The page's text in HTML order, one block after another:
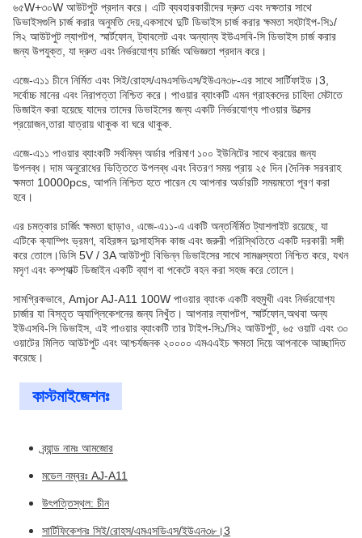
৬৫W+৩০W আউটপুট প্রদান করে। এটি ব্যবহারকারীদের দ্রুত এবং দক্ষতার সাথে
ডিভাইসগুলি চার্জ করার অনুমতি দেয়,একসাথে দুটি ডিভাইস চার্জ করার ক্ষমতা সহটাইপ-সি১/
সি২ আউটপুট ল্যাপটপ, স্মার্টফোন, ট্যাবলেট এবং অন্যান্য ইউএসবি-সি ডিভাইস চার্জ করার
জন্য উপযুক্ত, যা দ্রুত এবং নির্ভরযোগ্য চার্জিং অভিজ্ঞতা প্রদান করে।
এজে-এ১১ চীনে নির্মিত এবং সিই/রোহস/এমএসডিএস/ইউএন৩৮-এর সাথে সার্টিফাইড।3,
সর্বোচ্চ মানের এবং নিরাপত্তা নিশ্চিত করে। পাওয়ার ব্যাংকটি এমন গ্রাহকদের চাহিদা মেটাতে
ডিজাইন করা হয়েছে যাদের তাদের ডিভাইসের জন্য একটি নির্ভরযোগ্য পাওয়ার উত্সের
প্রয়োজন,তারা যাত্রায় থাকুক বা ঘরে থাকুক.
এজে-এ১১ পাওয়ার ব্যাংকটি সর্বনিম্ন অর্ডার পরিমাণ ১০০ ইউনিটের সাথে ক্রয়ের জন্য
উপলব্ধ। দাম অনুরোধের ভিত্তিতে উপলব্ধ এবং বিতরণ সময় প্রায় ২৫ দিন।দৈনিক সরবরাহ
ক্ষমতা 10000pcs, আপনি নিশ্চিত হতে পারেন যে আপনার অর্ডারটি সময়মতো পূরণ করা
হবে।
এর চমত্কার চার্জিং ক্ষমতা ছাড়াও, এজে-এ১১-এ একটি অন্তর্নির্মিত ট্যাশলাইট রয়েছে, যা
এটিকে ক্যাম্পিং ভ্রমণ, বহিরঙ্গন দুঃসাহসিক কাজ এবং জরুরী পরিস্থিতিতে একটি দরকারী সঙ্গী
করে তোলে।ডিসি 5V / 3A আউটপুট বিভিন্ন ডিভাইসের সাথে সামঞ্জস্যতা নিশ্চিত করে, যখন
মসৃণ এবং কম্প্যাক্ট ডিজাইন একটি ব্যাগ বা পকেটে বহন করা সহজ করে তোলে।
সামগ্রিকভাবে, Amjor AJ-A11 100W পাওয়ার ব্যাংক একটি বহুমুখী এবং নির্ভরযোগ্য
চার্জার যা বিস্তৃত অ্যাপ্লিকেশনের জন্য নিখুঁত। আপনার ল্যাপটপ, স্মার্টফোন,অথবা অন্য
ইউএসবি-সি ডিভাইস, এই পাওয়ার ব্যাংকটি তার টাইপ-সি১/সি২ আউটপুট, ৬৫ ওয়াট এবং ৩০
ওয়াটের মিলিত আউটপুট এবং আশ্চর্যজনক ২০০০০ এমএএইচ ক্ষমতা দিয়ে আপনাকে আচ্ছাদিত
করেছে।
কাস্টমাইজেশনঃ
ব্র্যান্ড নামঃ আমজোর
মডেল নম্বরঃ AJ-A11
উৎপত্তিস্থল: চীন
সার্টিফিকেশনঃ সিই/রোহস/এমএসডিএস/ইউএন৩৮।3